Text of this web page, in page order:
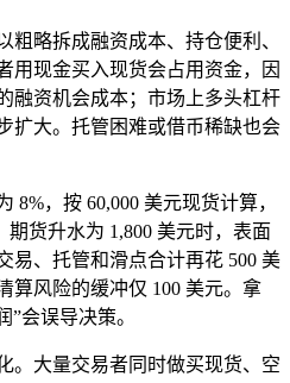
粗略拆成融资成本、持仓便利、
用现金买入现货会占用资金，因
融资机会成本；市场上多头杠杆
扩大。托管困难或借币稀缺也会
8%，按 60,000 美元现货计算，
期货升水为 1,800 美元时，表面
易、托管和滑点合计再花 500 美
算风险的缓冲仅 100 美元。拿
”会误导决策。
。大量交易者同时做买现货、空